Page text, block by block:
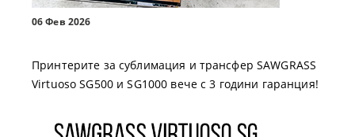
06 Фев 2026
Принтерите за сублимация и трансфер SAWGRASS
Virtuoso SG500 и SG1000 вече с 3 години гаранция!